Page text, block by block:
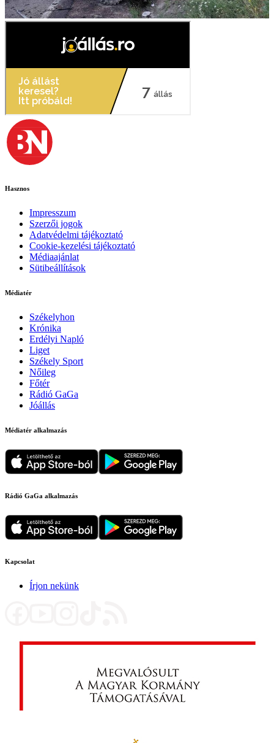
Hasznos
Impresszum
Szerzői jogok
Adatvédelmi tájékoztató
Cookie-kezelési tájékoztató
Médiaajánlat
Sütibeállítások
Médiatér
Székelyhon
Krónika
Erdélyi Napló
Liget
Székely Sport
Nőileg
Főtér
Rádió GaGa
Jóállás
Médiatér alkalmazás
Rádió GaGa alkalmazás
Kapcsolat
Írjon nekünk